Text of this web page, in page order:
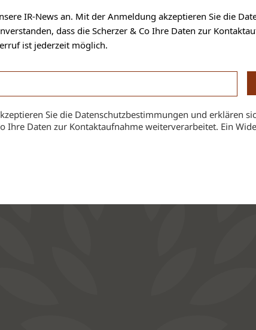
IR-News an. Mit der Anmeldung akzeptieren Sie die
dass die Scherzer & Co Ihre Daten zur
ist jederzeit möglich.
Sie die Datenschutzbestimmungen und erklären
Ihre Daten zur Kontaktaufnahme weiterverarbeitet. Ein